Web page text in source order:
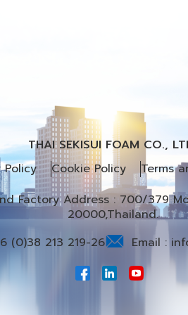
THAI SEKISUI FOAM CO.,
Policy
Cookie Policy
Terms
Factory Address : 700/379
20000,Thailand.
(0)38 213 219-26 Email :